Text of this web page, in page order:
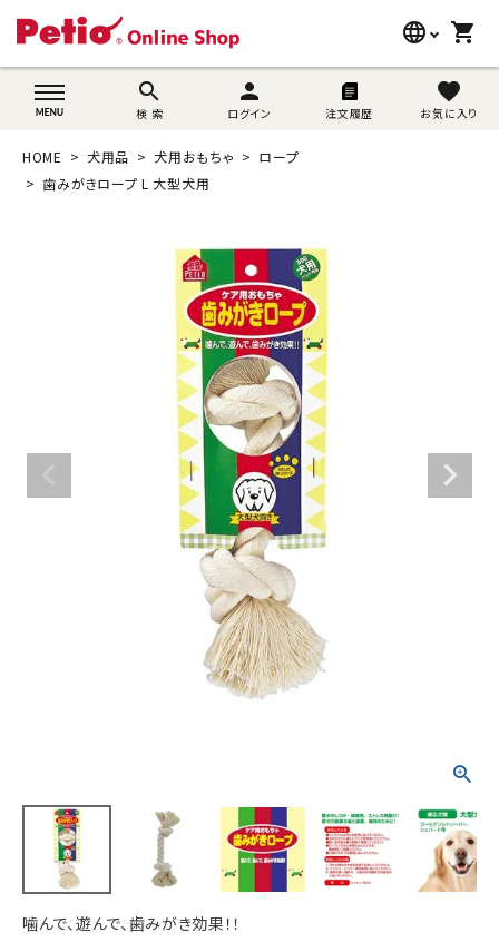
language
wovn-lang-name
shopping_cart
search
検 索
person
ログイン 注文履歴
favorite
お気に入り
search
猫用品
ブランド別に探す
person 新規会員登録
HOME 犬用品 犬用おもちゃ
ロープ
歯みがきロープ L 大型犬用
噛んで、遊んで、歯みがき効果！！